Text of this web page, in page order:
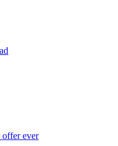
offer ever